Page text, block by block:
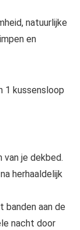
natuurlijke
en
1 kussensloop
van je dekbed.
herhaaldelijk
banden aan de
nacht door